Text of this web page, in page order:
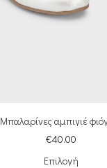
Μπαλαρίνες αμπιγιέ
€40.00
Επιλογή